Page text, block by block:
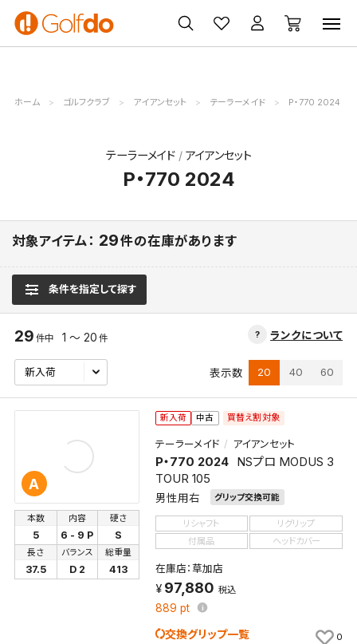
ゴルフ
クラブ
ゴルフ用品
買取
無料査定
クーポン
一覧
ホーム ゴルフクラブ アイアンセット テーラーメイド P・770 2024
テーラーメイド アイアンセット
P・770 2024
対象アイテム： 29件の在庫があります
条件を指定して探す
ランクについて
29 件中 1 ～ 20 件
表示数 20 40 60
A
新入荷 中古 買替え割対象
テーラーメイド アイアンセット
P・770 2024
NSプロ MODUS 3
TOUR 105
男性用右 グリップ交換可能
本数
5
内容
6 - 9 P
硬さ
S
長さ
37.5
バランス
D 2
総重量
413
リシャフト
リグリップ
付属品
ヘッドカバー
在庫店：草加店
97,880 税込
889 pt
交換グリップ一覧 0